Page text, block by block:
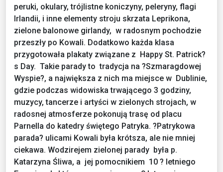
peruki, okulary, trójlistne koniczyny, peleryny, flagi
Irlandii, i inne elementy stroju skrzata Leprikona,
zielone balonowe girlandy, w radosnym pochodzie
przeszły po Kowali. Dodatkowo każda klasa
przygotowała plakaty związane z Happy St. Patrick?
s Day. Takie parady to tradycja na ?Szmaragdowej
Wyspie?, a największa z nich ma miejsce w Dublinie,
gdzie podczas widowiska trwającego 3 godziny,
muzycy, tancerze i artyści w zielonych strojach, w
radosnej atmosferze pokonują trasę od placu
Parnella do katedry świętego Patryka. ?Patrykowa
parada? ulicami Kowali była krótsza, ale nie mniej
ciekawa. Wodzirejem zielonej parady była p.
Katarzyna Śliwa, a jej pomocnikiem 10 ? letniego